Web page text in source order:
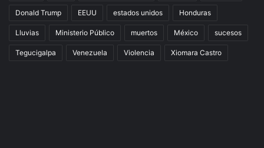
Donald Trump EEUU estados unidos Honduras
Lluvias Ministerio Público muertos México sucesos
Tegucigalpa Venezuela Violencia Xiomara Castro